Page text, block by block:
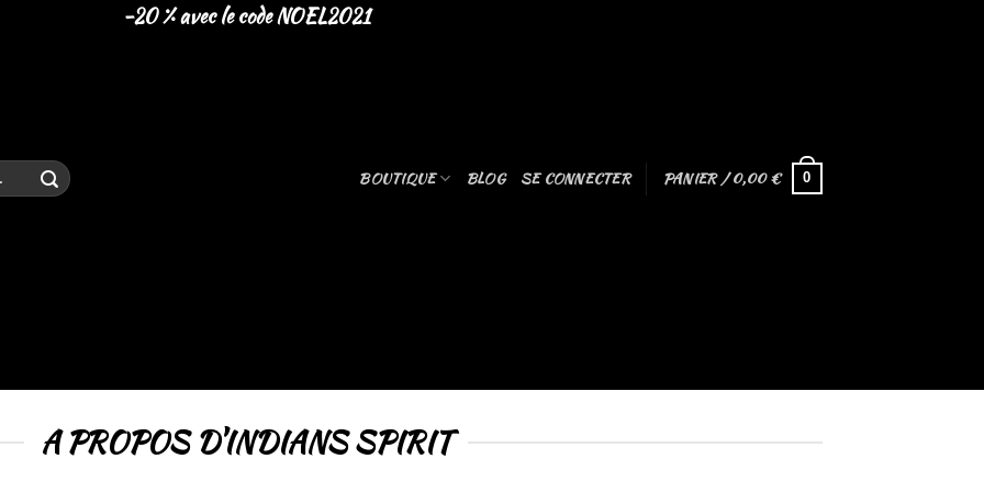
-20 % avec le code NOEL2021
BOUTIQUE BLOG SE CONNECTER PANIER /0,00€ 0
A PROPOS D'INDIANS SPIRIT